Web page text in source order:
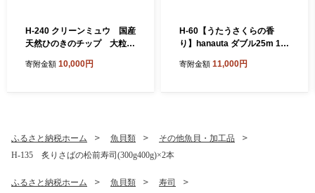
H-240 クリーンミュウ 国産
天然ひのきのチップ 大粒2.
寄附金額 10,000円
H-60【うたうさくらの香
り】hanauta ダブル25m 12
寄附金額 11,000円
ふるさと納税ホーム 魚貝類
その他魚貝・加工品
H-135 炙りさばの松前寿司(300g400g)×2本
ふるさと納税ホーム 魚貝類
寿司